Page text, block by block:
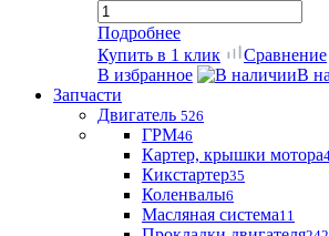
Подробнее
Купить в 1 клик
Сравнение
В избранное
В
Запчасти
Двигатель 526
ГРМ46
Картер, крышки мотора
Кикстартер35
Коленвалы6
Масляная система11